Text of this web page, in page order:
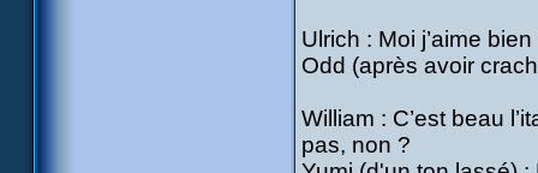
Ulrich : Moi j’aime
Odd (après avoir
William : C’est beau
pas, non ?